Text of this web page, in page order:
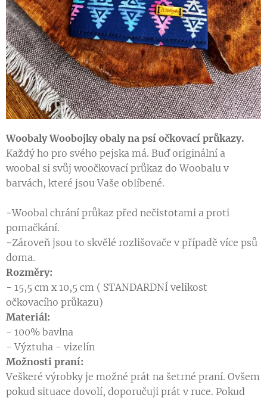
Woobaly Woobojky obaly na psí očkovací průkazy.
Každý ho pro svého pejska má. Buď originální a
woobal si svůj woočkovací průkaz do Woobalu v
barvách, které jsou Vaše oblíbené.
-Woobal chrání průkaz před nečistotami a proti
pomačkání.
-Zároveň jsou to skvělé rozlišovače v případě více psů
doma.
Rozměry:
- 15,5 cm x 10,5 cm ( STANDARDNÍ velikost
očkovacího průkazu)
Materiál:
- 100% bavlna
- Výztuha - vizelín
Možnosti praní:
Veškeré výrobky je možné prát na šetrné praní. Ovšem
pokud situace dovolí, doporučuji prát v ruce. Pokud